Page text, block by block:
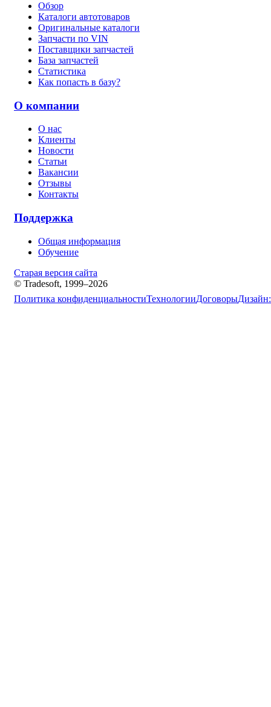
Обзор
Каталоги автотоваров
Оригинальные каталоги
Запчасти по VIN
Поставщики запчастей
База запчастей
Статистика
Как попасть в базу?
О компании
О нас
Клиенты
Новости
Статьи
Вакансии
Отзывы
Контакты
Поддержка
Общая информация
Обучение
Старая версия сайта
© Tradesoft, 1999–2026
Политика конфиденциальностиТехнологииДоговорыДизайн: